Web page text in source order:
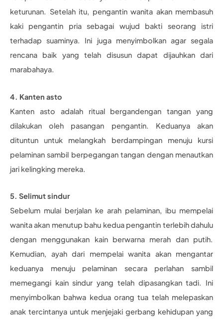
keturunan. Setelah itu, pengantin wanita akan membasuh
kaki pengantin pria sebagai wujud bakti seorang istri
terhadap suaminya. Ini juga menyimbolkan agar segala
rencana baik yang telah disusun dapat dijauhkan dari
marabahaya.
4. Kanten asto
Kanten asto adalah ritual bergandengan tangan yang
dilakukan oleh pasangan pengantin. Keduanya akan
dituntun untuk melangkah berdampingan menuju kursi
pelaminan sambil berpegangan tangan dengan menautkan
jari kelingking mereka.
5. Selimut sindur
Sebelum mulai berjalan ke arah pelaminan, ibu mempelai
wanita akan menutup bahu kedua pengantin terlebih dahulu
dengan menggunakan kain berwarna merah dan putih.
Kemudian, ayah dari mempelai wanita akan mengantar
keduanya menuju pelaminan secara perlahan sambil
memegangi kain sindur yang telah dipasangkan tadi. Ini
menyimbolkan bahwa kedua orang tua telah melepaskan
anak tercintanya untuk menjejaki gerbang kehidupan yang